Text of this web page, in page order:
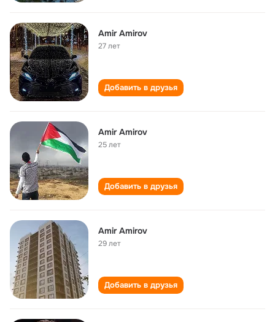
Amir Amirov
27 лет
Добавить в друзья
Amir Amirov
25 лет
Добавить в друзья
Amir Amirov
29 лет
Добавить в друзья